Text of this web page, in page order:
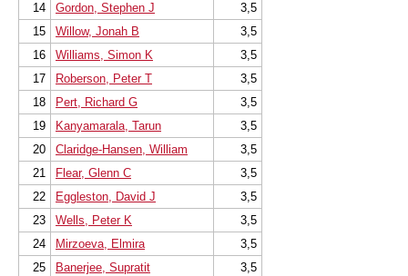
14
Gordon, Stephen J
3,5
15
Willow, Jonah B
3,5
16
Williams, Simon K
3,5
17
Roberson, Peter T
3,5
18
Pert, Richard G
3,5
19
Kanyamarala, Tarun
3,5
20
Claridge-Hansen, William
3,5
21
Flear, Glenn C
3,5
22
Eggleston, David J
3,5
23
Wells, Peter K
3,5
24
Mirzoeva, Elmira
3,5
25
Banerjee, Supratit 3,5